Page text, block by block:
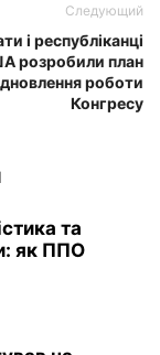
Следующий
і республіканці
розробили план
роботи
Конгресу
та
як ППО